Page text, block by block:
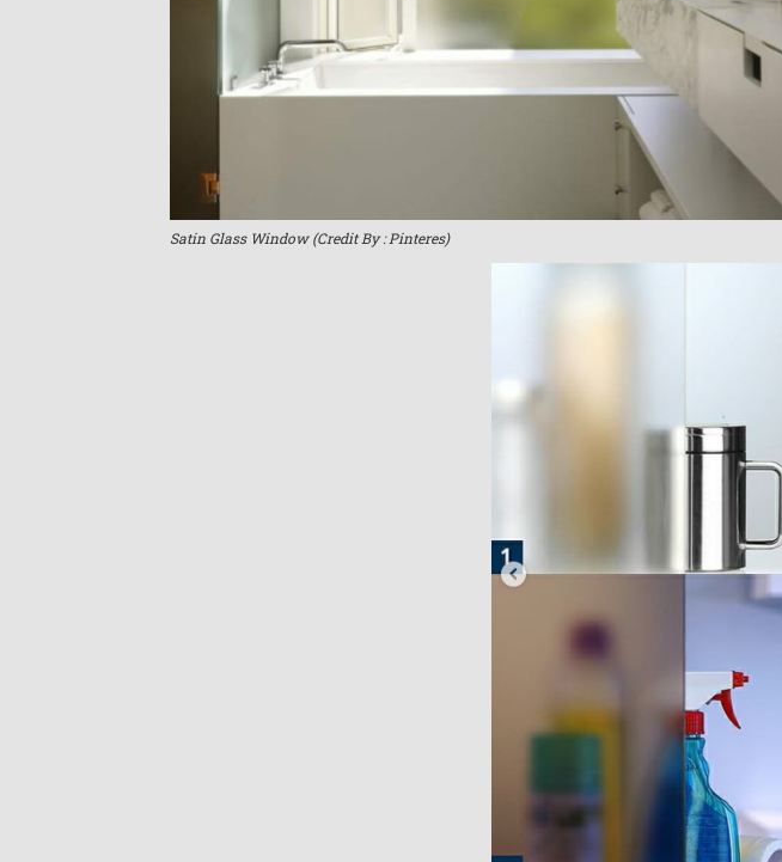
Satin Glass Window (Credit By : Pinteres)